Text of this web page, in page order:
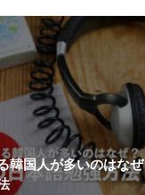
韓国人が多いのはな